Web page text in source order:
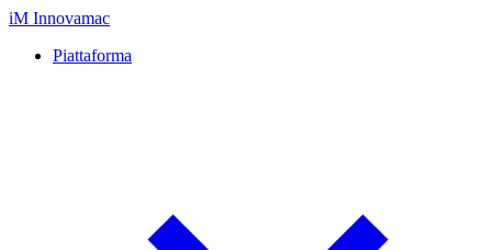
iM Innovamac
Piattaforma